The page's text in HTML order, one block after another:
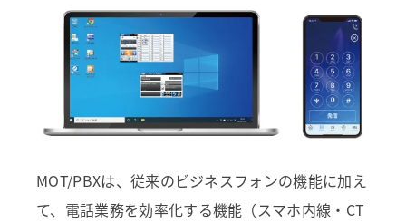
MOT/PBXは、従来のビジネスフォンの機能に加え
て、電話業務を効率化する機能（スマホ内線・CT